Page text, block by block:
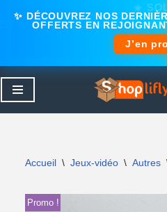
✨ DÉCOUVREZ NOS
OFFERTS EN
J’en
Aller
Accueil \ Jeux-vidéo \ Autres
Promo !